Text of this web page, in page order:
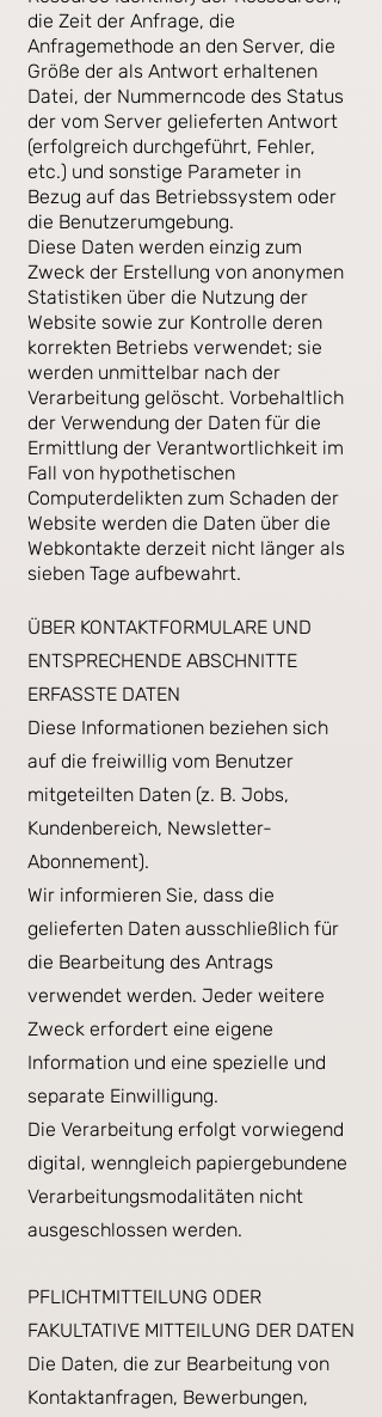
die Zeit der Anfrage, die
Anfragemethode an den Server, die
Größe der als Antwort erhaltenen
Datei, der Nummerncode des Status
der vom Server gelieferten Antwort
(erfolgreich durchgeführt, Fehler,
etc.) und sonstige Parameter in
Bezug auf das Betriebssystem oder
die Benutzerumgebung.
Diese Daten werden einzig zum
Zweck der Erstellung von anonymen
Statistiken über die Nutzung der
Website sowie zur Kontrolle deren
korrekten Betriebs verwendet; sie
werden unmittelbar nach der
Verarbeitung gelöscht. Vorbehaltlich
der Verwendung der Daten für die
Ermittlung der Verantwortlichkeit im
Fall von hypothetischen
Computerdelikten zum Schaden der
Website werden die Daten über die
Webkontakte derzeit nicht länger als
sieben Tage aufbewahrt.
ÜBER KONTAKTFORMULARE UND
ENTSPRECHENDE ABSCHNITTE
ERFASSTE DATEN
Diese Informationen beziehen sich
auf die freiwillig vom Benutzer
mitgeteilten Daten (z. B. Jobs,
Kundenbereich, Newsletter-
Abonnement).
Wir informieren Sie, dass die
gelieferten Daten ausschließlich für
die Bearbeitung des Antrags
verwendet werden. Jeder weitere
Zweck erfordert eine eigene
Information und eine spezielle und
separate Einwilligung.
Die Verarbeitung erfolgt vorwiegend
digital, wenngleich papiergebundene
Verarbeitungsmodalitäten nicht
ausgeschlossen werden.
PFLICHTMITTEILUNG ODER
FAKULTATIVE MITTEILUNG DER DATEN
Die Daten, die zur Bearbeitung von
Kontaktanfragen, Bewerbungen,